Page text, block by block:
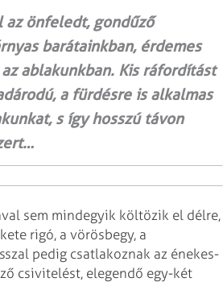
önfeledt, gondűző
barátainkban, érdemes
ablakunkban. Kis ráfordítást
a fürdésre is alkalmas
s így hosszú távon
sem mindegyik költözik el délre,
rigó, a vörösbegy, a
pedig csatlakoznak az énekes-
csivitelést, elegendő egy-két